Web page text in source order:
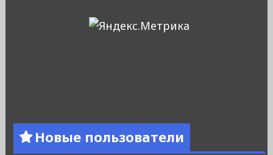
Новые пользователи